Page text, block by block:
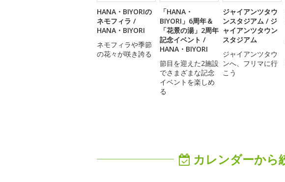
HANA・BIYORIの
ネモフィラ /
HANA・BIYORI
ネモフィラや季節
の花々が咲き誇る
「HANA・
BIYORI」6周年＆
「花景の湯」2周年
記念イベント /
HANA・BIYORI
節目を迎えた2施設
でさまざまな記念
イベントを楽しめ
る
ジャイアンツタウ
ンスタジアム / ジ
ャイアンツタウン
スタジアム
ジャイアンツタウ
ンへ、フリマに行
こう
カレンダーから